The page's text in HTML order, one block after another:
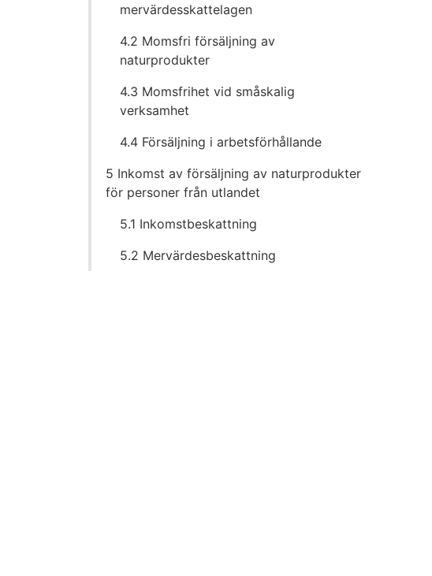
mervärdesskattelagen
4.2 Momsfri försäljning av
naturprodukter
4.3 Momsfrihet vid småskalig
verksamhet
4.4 Försäljning i arbetsförhållande
5 Inkomst av försäljning av naturprodukter
för personer från utlandet
5.1 Inkomstbeskattning
5.2 Mervärdesbeskattning